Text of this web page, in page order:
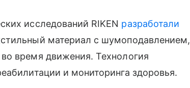
исследований RIKEN разработали
материал с шумоподавлением,
время движения. Технология
и мониторинга здоровья.